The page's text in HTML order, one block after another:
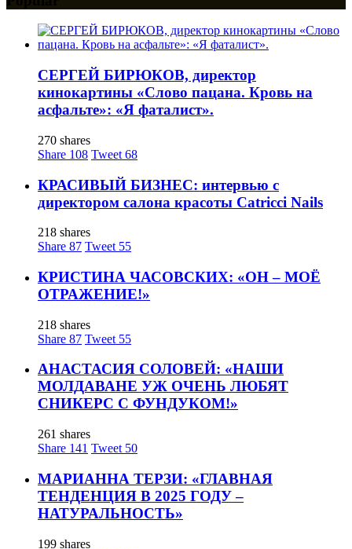
СЕРГЕЙ БИРЮКОВ, директор
кинокартины «Слово пацана. Кровь на
асфальте»: «Я фаталист».
270 shares
Share 108 Tweet 68
КРАСИВЫЙ БИЗНЕС: интервью с
директором салона красоты Catricci Nails
218 shares
Share 87 Tweet 55
КРИСТИНА ЧАСОВСКИХ: «ОН – МОЁ
ОТРАЖЕНИЕ!»
218 shares
Share 87 Tweet 55
АНАСТАСИЯ СОЛОВЕЙ: «НАШИ
МОЛДАВАНЕ УЖ ОЧЕНЬ ЛЮБЯТ
СНИКЕРС С ФУНДУКОМ!»
261 shares
Share 141 Tweet 50
МАРИАННА ТЕРЗИ: «ГЛАВНАЯ
ТЕНДЕНЦИЯ В 2025 ГОДУ –
НАТУРАЛЬНОСТЬ»
199 shares